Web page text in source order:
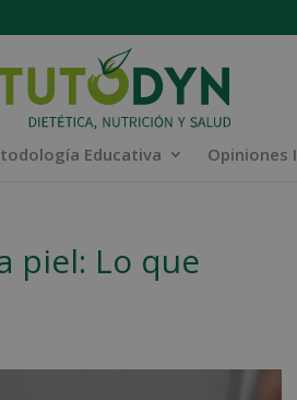
Educativa Opiniones
piel: Lo que